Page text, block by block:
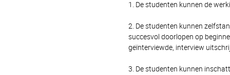
1. De studenten kunnen de
2. De studenten kunnen
succesvol doorlopen op
geïnterviewde, interview
3. De studenten kunnen